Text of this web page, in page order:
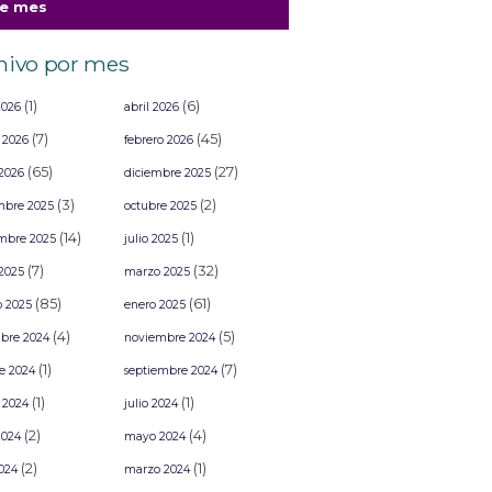
y Grupo Firme
resultados del Concurso de Comparsas del
mes
por mes
(1) abril 2026 (6)
(7) febrero 2026 (45)
(65) diciembre 2025 (27)
2025 (3) octubre 2025 (2)
2025 (14) julio 2025 (1)
(7) marzo 2025 (32)
2025 (85) enero 2025 (61)
2024(4) noviembre 2024(5)
2024(1) septiembre 2024(7)
(1) julio 2024(1)
(2) mayo 2024(4)
(2) marzo 2024(1)